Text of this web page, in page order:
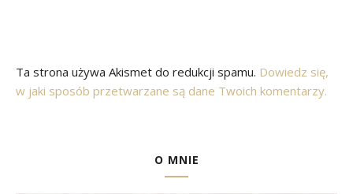
Ta strona używa Akismet do redukcji spamu. Dowiedz się,
w jaki sposób przetwarzane są dane Twoich komentarzy.
O MNIE